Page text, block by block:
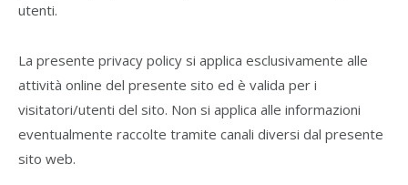
utenti.
La presente privacy policy si applica esclusivamente alle
attività online del presente sito ed è valida per i
visitatori/utenti del sito. Non si applica alle informazioni
eventualmente raccolte tramite canali diversi dal presente
sito web.